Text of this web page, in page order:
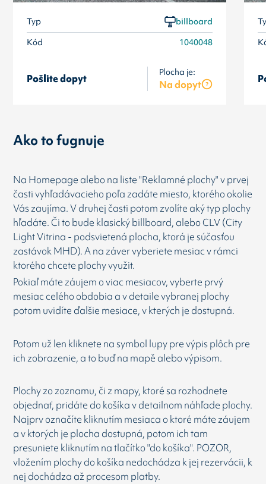
Typ
billboard
Kód
1040048
Pošlite dopyt
Plocha je:
Na dopyt
Ako to fugnuje
Na Homepage alebo na liste "Reklamné plochy" v prvej
časti vyhľadávacieho poľa zadáte miesto, ktorého okolie
Vás zaujíma. V druhej časti potom zvolíte aký typ plochy
hľadáte. Či to bude klasický billboard, alebo CLV (City
Light Vitrina - podsvietená plocha, ktorá je súčasťou
zastávok MHD). A na záver vyberiete mesiac v rámci
ktorého chcete plochy využit.
Pokiaľ máte záujem o viac mesiacov, vyberte prvý
mesiac celého obdobia a v detaile vybranej plochy
potom uvidíte ďalšie mesiace, v kterých je dostupná.
Potom už len kliknete na symbol lupy pre výpis plôch pre
ich zobrazenie, a to buď na mapě alebo výpisom.
Plochy zo zoznamu, či z mapy, ktoré sa rozhodnete
objednať, pridáte do košíka v detailnom náhľade plochy.
Najprv označíte kliknutím mesiaca o ktoré máte záujem
a v ktorých je plocha dostupná, potom ich tam
presuniete kliknutím na tlačítko "do košíka". POZOR,
vložením plochy do košíka nedochádza k jej rezervácii, k
nej dochádza až procesom platby.